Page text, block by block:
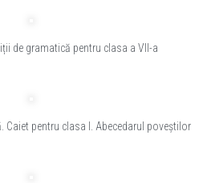
de gramatică pentru clasa a VII-a
pentru clasa I. Abecedarul poveștilor